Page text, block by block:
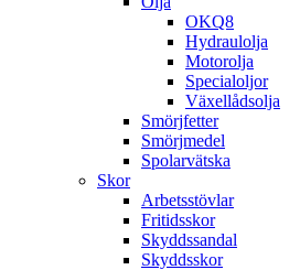
OKQ8
Hydraulolja
Motorolja
Specialoljor
Växellådsolja
Smörjfetter
Smörjmedel
Spolarvätska
Skor
Arbetsstövlar
Fritidsskor
Skyddssandal
Skyddsskor